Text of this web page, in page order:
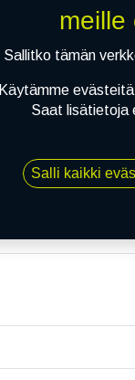
meille
Sallitko tämän
Käytämme
Saat lisätietoja
Salli kaikki